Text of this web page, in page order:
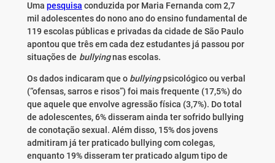
Uma pesquisa conduzida por Maria Fernanda com 2,7
mil adolescentes do nono ano do ensino fundamental de
119 escolas públicas e privadas da cidade de São Paulo
apontou que três em cada dez estudantes já passou por
situações de bullyingnas escolas.
Os dados indicaram que o bullyingpsicológico ou verbal
(“ofensas, sarros e risos”) foi mais frequente (17,5%) do
que aquele que envolve agressão física (3,7%). Do total
de adolescentes, 6% disseram ainda ter sofrido bullying
de conotação sexual. Além disso, 15% dos jovens
admitiram já ter praticado bullying com colegas,
enquanto 19% disseram ter praticado algum tipo de